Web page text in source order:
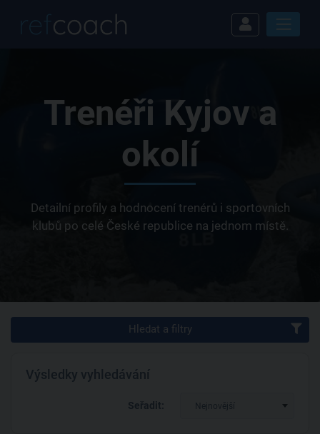
Trenéři Kyjov a
okolí
Detailní profily a hodnocení trenérů i sportovních
klubů po celé České republice na jednom místě.
Hledat a filtry
Výsledky vyhledávání
Seřadit: Nejnovější